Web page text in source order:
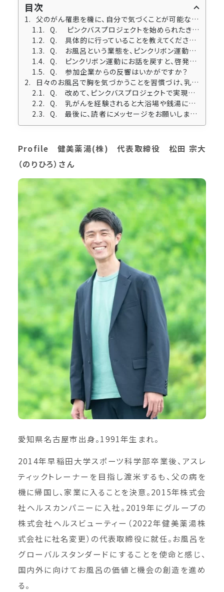
目次
父のがん罹患を機に、自分で気づくことが可能な乳がんへのアクションを開始
Q. ピンクバスプロジェクトを始められたきっかけを教えてください。
Q. 具体的に行っていることを教えてください。
Q. お風呂という業態を、ピンクリボン運動に存分に活かされていますね。
Q. ピンクリボン運動にお話を戻すと、啓発ツールでは男性の乳がんについても発信されているそうですが、どのような考えからですか？
Q. 参加企業からの反響はいかがですか？
日々のお風呂で胸を気づかうことを習慣づけ、乳がんの早期発見を
Q. 改めて、ピンクバスプロジェクトで実現したいことは何でしょうか？
Q. 乳がんを経験されると大浴場や銭湯に行きづらさを感じる方も多いですが、どのように思われますか？
Q. 最後に、読者にメッセージをお願いします。
Profile 健美薬湯(株) 代表取締役 松田 宗大
（のりひろ）さん
愛知県名古屋市出身。1991年生まれ。
2014年早稲田大学スポーツ科学部卒業後、アスレ
ティックトレーナーを目指し渡米するも、父の病を
機に帰国し、家業に入ることを決意。2015年株式会
社ヘルスカンパニーに入社。2019年にグループの
株式会社ヘルスビューティー（2022年健美薬湯株
式会社に社名変更）の代表取締役に就任。お風呂を
グローバルスタンダードにすることを使命と感じ、
国内外に向けてお風呂の価値と機会の創造を進め
る。